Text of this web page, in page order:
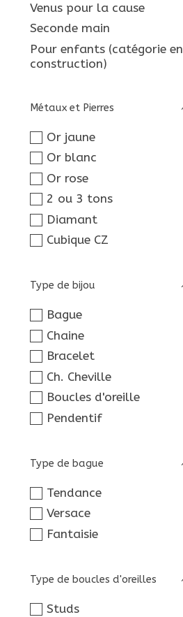
Venus pour la cause
Seconde main
Pour enfants (catégorie en
construction)
Métaux et Pierres
Or jaune
Or blanc
Or rose
2 ou 3 tons
Diamant
Cubique CZ
Type de bijou
Bague
Chaine
Bracelet
Ch. Cheville
Boucles d'oreille
Pendentif
Type de bague
Tendance
Versace
Fantaisie
Type de boucles d'oreilles
Studs